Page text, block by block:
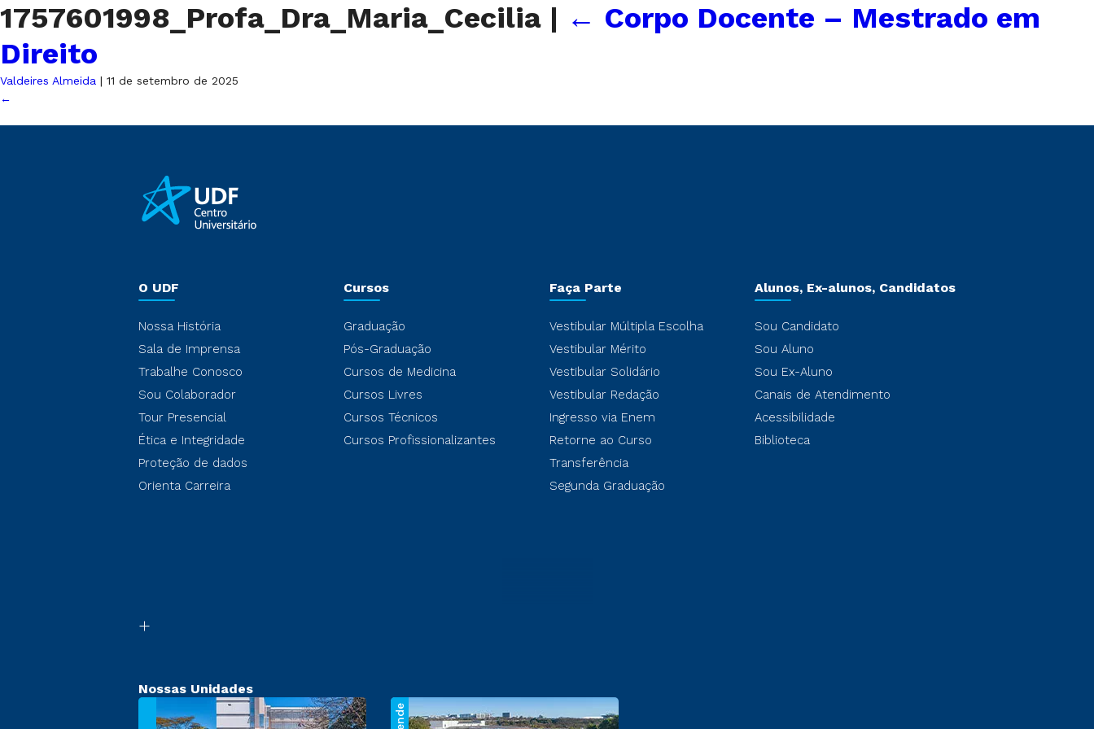
1757601998_Profa_Dra_Maria_Cecilia | ← Corpo Docente – Mestrado em
Direito
Valdeires Almeida | 11 de setembro de 2025
←
O UDF
Nossa História
Sala de Imprensa
Trabalhe Conosco
Sou Colaborador
Tour Presencial
Ética e Integridade
Proteção de dados
Orienta Carreira
Cursos
Graduação
Pós-Graduação
Cursos de Medicina
Cursos Livres
Cursos Técnicos
Cursos Profissionalizantes
Faça Parte
Vestibular Múltipla Escolha
Vestibular Mérito
Vestibular Solidário
Vestibular Redação
Ingresso via Enem
Retorne ao Curso
Transferência
Segunda Graduação
Alunos, Ex-alunos, Candidatos
Sou Candidato
Sou Aluno
Sou Ex-Aluno
Canais de Atendimento
Acessibilidade
Biblioteca
Nossas Unidades